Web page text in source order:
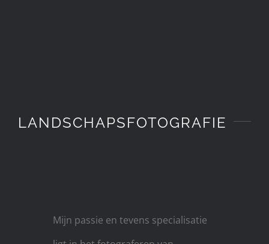
LANDSCHAPSFOTOGRAFIE
Mijn passie en tevens specialisatie